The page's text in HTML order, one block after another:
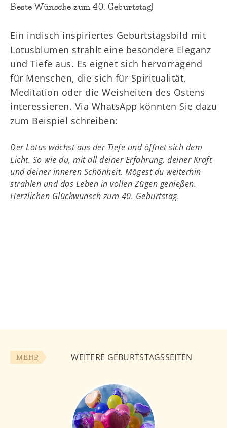
Beste Wünsche zum 40. Geburtstag!
Ein indisch inspiriertes Geburtstagsbild mit
Lotusblumen strahlt eine besondere Eleganz
und Tiefe aus. Es eignet sich hervorragend
für Menschen, die sich für Spiritualität,
Meditation oder die Weisheiten des Ostens
interessieren. Via WhatsApp könnten Sie dazu
zum Beispiel schreiben:
Der Lotus wächst aus der Tiefe und öffnet sich dem
Licht. So wie du, mit all deiner Erfahrung, deiner Kraft
und deiner inneren Schönheit. Mögest du weiterhin
strahlen und das Leben in vollen Zügen genießen.
Herzlichen Glückwunsch zum 40. Geburtstag.
MEHR WEITERE GEBURTSTAGSSEITEN